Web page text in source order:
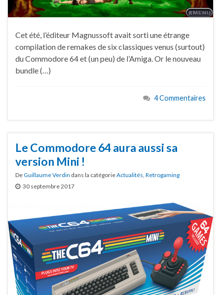
Cet été, l’éditeur Magnussoft avait sorti une étrange
compilation de remakes de six classiques venus (surtout)
du Commodore 64 et (un peu) de l’Amiga. Or le nouveau
bundle (…)
4 Commentaires
Le Commodore 64 aura aussi sa
version Mini !
DeGuillaume Verdin dans la catégorieActualités, Retrogaming
30 septembre 2017